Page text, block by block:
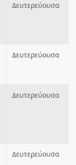
Δευτερεύουσα
Δευτερεύουσα
Δευτερεύουσα
Δευτερεύουσα